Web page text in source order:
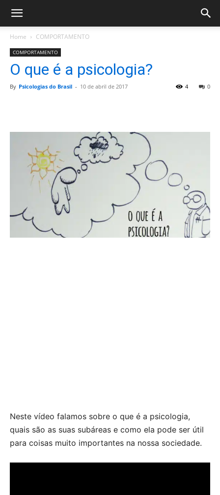
Home COMPORTAMENTO
COMPORTAMENTO
O que é a psicologia?
By Psicologias do Brasil - 10 de abril de 2017 0
4
Neste vídeo falamos sobre o que é a psicologia,
quais são as suas subáreas e como ela pode ser útil
para coisas muito importantes na nossa sociedade.